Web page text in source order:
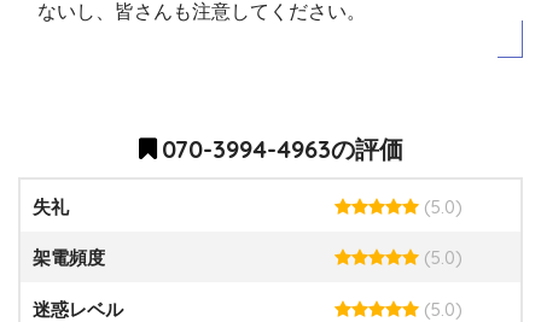
ないし、皆さんも注意してください。
070-3994-4963の評価
失礼 (5.0)
架電頻度 (5.0)
迷惑レベル (5.0)